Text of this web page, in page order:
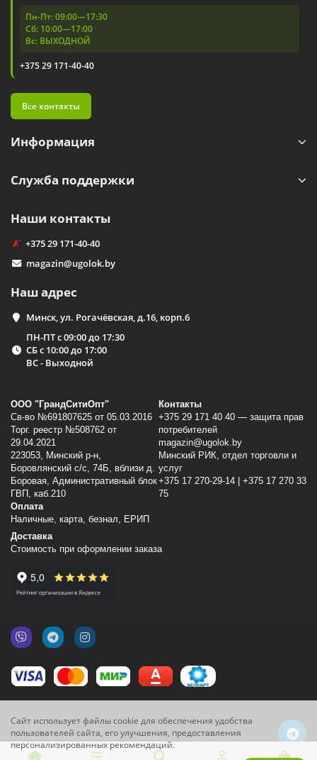
Сайт использует файлы cookie для обеспечения удобства
пользователей сайта, его улучшения, предоставления
персонализированных рекомендаций.
Пн-Пт: 09:00—17:30
Сб: 10:00—17:00
Вс: ВЫХОДНОЙ
+375 29 171-40-40
Все контакты
Информация
Служба поддержки
Наши контакты
+375 29 171-40-40
magazin@ugolok.by
Наш адрес
Минск, ул. Рогачёвская, д.16, корп.6
ПН-ПТ с 09:00 до 17:30
СБ с 10:00 до 17:00
ВС - Выходной
ООО "ГрандСитиОпт"
Св-во №691807625 от 05.03.2016
Торг. реестр №508762 от
29.04.2021
223053, Минский p-н,
Боровлянский с/с, 74Б, вблизи д.
Боровая, Административный блок
ГВП, каб.210
Контакты
+375 29 171 40 40 — защита прав
потребителей
magazin@ugolok.by
Минский РИК, отдел торговли и
услуг
+375 17 270-29-14 | +375 17 270 33
75
Оплата
Наличные, карта, безнал, ЕРИП
Доставка
Стоимость при оформлении заказа